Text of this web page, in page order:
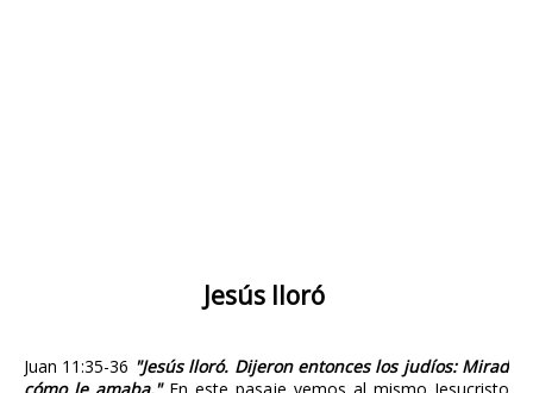
Jesús lloró
Juan 11:35-36 "Jesús lloró. Dijeron entonces los judíos: Mirad